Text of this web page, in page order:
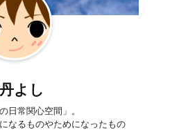
よし
日常関心空間」。
なるものやためになったもの